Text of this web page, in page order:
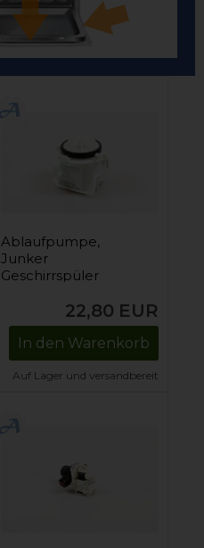
Ablaufpumpe,
Junker
Geschirrspüler
22,80 EUR
In den Warenkorb
Auf Lager und versandbereit